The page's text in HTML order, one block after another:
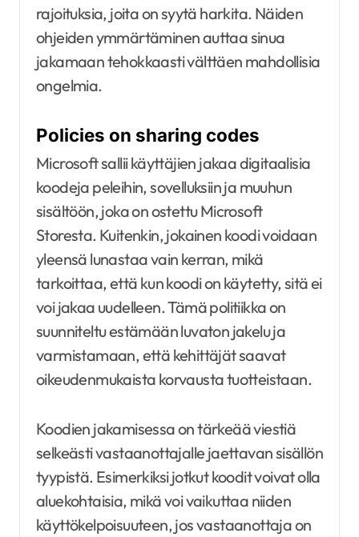
rajoituksia, joita on syytä harkita. Näiden
ohjeiden ymmärtäminen auttaa sinua
jakamaan tehokkaasti välttäen mahdollisia
ongelmia.
Policies on sharing codes
Microsoft sallii käyttäjien jakaa digitaalisia
koodeja peleihin, sovelluksiin ja muuhun
sisältöön, joka on ostettu Microsoft
Storesta. Kuitenkin, jokainen koodi voidaan
yleensä lunastaa vain kerran, mikä
tarkoittaa, että kun koodi on käytetty, sitä ei
voi jakaa uudelleen. Tämä politiikka on
suunniteltu estämään luvaton jakelu ja
varmistamaan, että kehittäjät saavat
oikeudenmukaista korvausta tuotteistaan.
Koodien jakamisessa on tärkeää viestiä
selkeästi vastaanottajalle jaettavan sisällön
tyypistä. Esimerkiksi jotkut koodit voivat olla
aluekohtaisia, mikä voi vaikuttaa niiden
käyttökelpoisuuteen, jos vastaanottaja on